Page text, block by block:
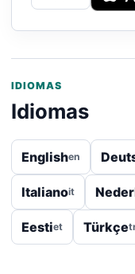
IDIOMAS
Idiomas
Englishen
Italianoit
Eestiet Türkçe